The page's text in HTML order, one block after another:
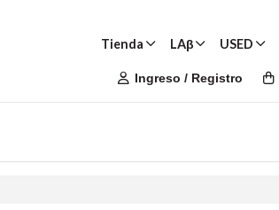
Tienda LAβ USED
Ingreso / Registro